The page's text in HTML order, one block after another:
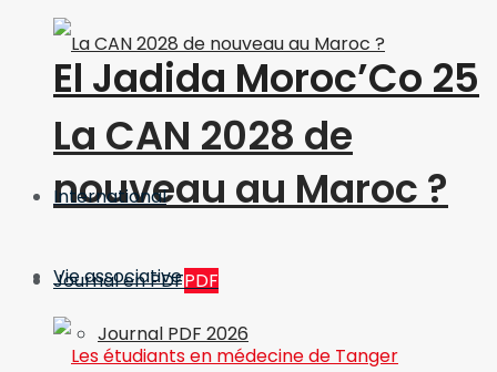
La CAN 2028 de
nouveau au Maroc ?
Journal en PDFPDF
Journal PDF 2026
El Jadida Moroc’Co 25
International
Vie associative